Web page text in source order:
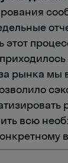
этот
рынка мы
всю